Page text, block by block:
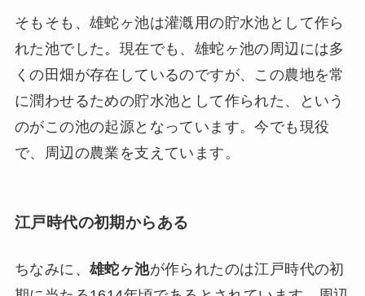
そもそも、雄蛇ヶ池は灌漑用の貯水池として作ら
れた池でした。現在でも、雄蛇ヶ池の周辺には多
くの田畑が存在しているのですが、この農地を常
に潤わせるための貯水池として作られた、という
のがこの池の起源となっています。今でも現役
で、周辺の農業を支えています。
江戸時代の初期からある
ちなみに、 雄蛇ヶ池が作られたのは江戸時代の初